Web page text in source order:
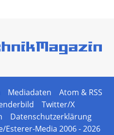
Mediadaten
Atom & RSS
Twitter/X
Datenschutzerklärung
Media 2006 - 2026